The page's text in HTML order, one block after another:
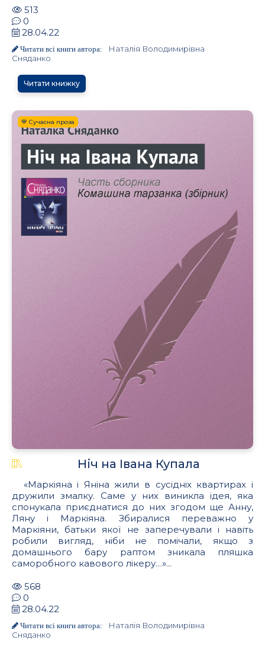
513
0
28.04.22
Читати всі книги автора:
Наталія Володимирівна
Сняданко
Читати книжку
💙 Сучасна проза
Ніч на Івана Купала
«Маркіяна і Яніна жили в сусідніх квартирах і
дружили змалку. Саме у них виникла ідея, яка
спонукала приєднатися до них згодом ще Анну,
Ляну і Маркіяна. Збиралися переважно у
Маркіяни, батьки якої не заперечували і навіть
робили вигляд, ніби не помічали, якщо з
домашнього бару раптом зникала пляшка
саморобного кавового лікеру…»...
568
0
28.04.22
Читати всі книги автора:
Наталія Володимирівна
Сняданко